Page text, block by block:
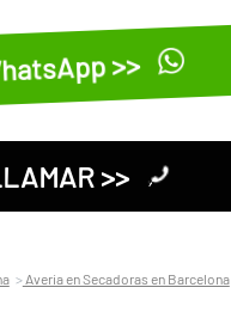
>>
>>
Averia en Secadoras en Barcelona